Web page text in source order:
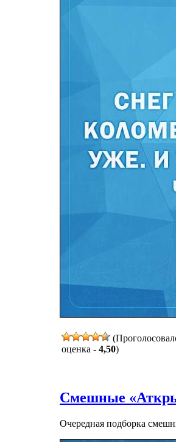
оценка - 4,50)
Смешные
Очередная подборка